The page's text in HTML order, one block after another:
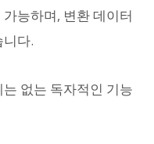
능하며, 변환 데이터
다.
없는 독자적인 기능